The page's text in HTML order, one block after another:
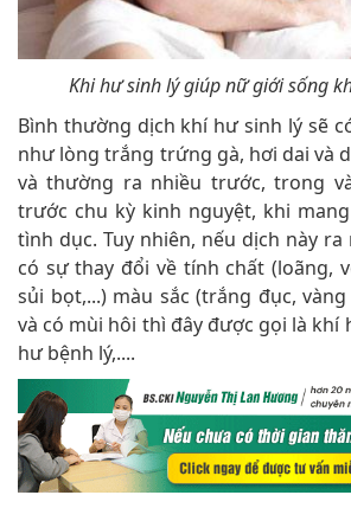
Khi hư sinh lý giúp nữ giới sống
Bình thường dịch khí hư sinh lý sẽ
như lòng trắng trứng gà, hơi dai và
và thường ra nhiều trước, trong
trước chu kỳ kinh nguyệt, khi
tình dục. Tuy nhiên, nếu dịch này
có sự thay đổi về tính chất (loãng,
sủi bọt,...) màu sắc (trắng đục,
và có mùi hôi thì đây được gọi là
hư bệnh lý,....